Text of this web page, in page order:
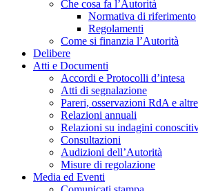
Che cosa fa l’Autorità
Normativa di riferimento
Regolamenti
Come si finanzia l’Autorità
Delibere
Atti e Documenti
Accordi e Protocolli d’intesa
Atti di segnalazione
Pareri, osservazioni RdA e
Relazioni annuali
Relazioni su indagini
Consultazioni
Audizioni dell’Autorità
Misure di regolazione
Media ed Eventi